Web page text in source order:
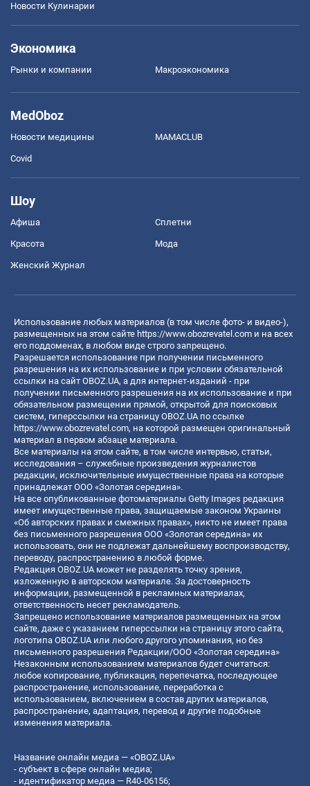
Новости Кулинарии
Экономика
Рынки и компании Mакроэкономика
MedOboz
Новости медицины MAMACLUB
Covid
Шоу
Афиша Сплетни
Красота Мода
Женский Журнал
Использование любых материалов (в том числе фото- и видео-),
размещенных на этом сайте https://www.obozrevatel.com и на всех
его поддоменах, в любом виде строго запрещено.
Разрешается использование при получении письменного
разрешения на их использование и при условии обязательной
ссылки на сайт OBOZ.UA, а для интернет-изданий - при
получении письменного разрешения на их использование и при
обязательном размещении прямой, открытой для поисковых
систем, гиперссылки на страницу OBOZ.UA по ссылке
https://www.obozrevatel.com, на которой размещен оригинальный
материал в первом абзаце материала.
Все материалы на этом сайте, в том числе интервью, статьи,
исследования – служебные произведения журналистов
редакции, исключительные имущественные права на которые
принадлежат ООО «Золотая середина».
На все опубликованные фотоматериалы Getty Images редакция
имеет имущественные права, защищаемые законом Украины
«Об авторских правах и смежных правах», никто не имеет права
без письменного разрешения ООО «Золотая середина» их
использовать, они не подлежат дальнейшему воспроизводству,
переводу, распространению в любой форме.
Редакция OBOZ.UA может не разделять точку зрения,
изложенную в авторском материале. За достоверность
информации, размещенной в рекламных материалах,
ответственность несет рекламодатель.
Запрещено использование материалов размещенных на этом
сайте, даже с указанием гиперссылки на страницу этого сайта,
логотипа OBOZ.UA или любого другого упоминания, но без
письменного разрешения Редакции/ООО «Золотая середина»
Незаконным использованием материалов будет считаться:
любое копирование, публикация, перепечатка, последующее
распространение, использование, переработка с
использованием, включением в состав других материалов,
распространение, адаптация, перевод и другие подобные
изменения материала.
Название онлайн медиа — «OBOZ.UA»
- субъект в сфере онлайн медиа;
- идентификатор медиа — R40-06156;